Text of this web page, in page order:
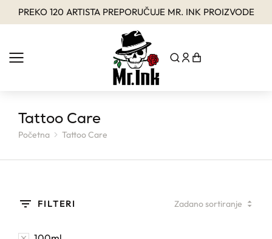
PREKO 120 ARTISTA PREPORUČUJE MR. INK PROIZVODE
Tattoo Care
You are here:
Početna Tattoo Care
FILTERI